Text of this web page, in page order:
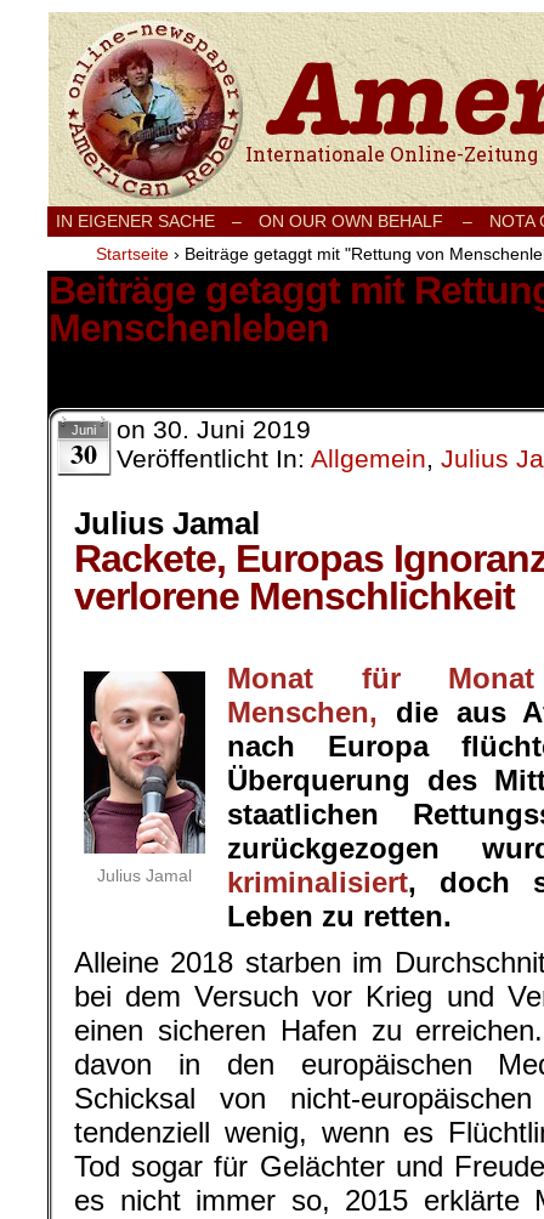
Internationale Onlinezeitung für Frieden,
IN EIGENER SACHE – ON OUR OWN BEHALF –
NOTA
Startseite › Beiträge getaggt mit "Rettung von
Beiträge getaggt mit
Menschenleben
Juni
30
on 30. Juni 2019
Veröffentlicht In: Allgemein, Julius
Julius Jamal
Rackete, Europas
verlorene Menschlichkeit
Julius Jamal
Monat für Monat
Menschen, die aus
nach Europa
Überquerung des
staatlichen
zurückgezogen
kriminalisiert, doch
Leben zu retten.
Alleine 2018 starben im
bei dem Versuch vor Krieg und
einen sicheren Hafen zu
davon in den europäischen
Schicksal von nicht-
tendenziell wenig, wenn es
Tod sogar für Gelächter und
es nicht immer so, 2015 erklärte